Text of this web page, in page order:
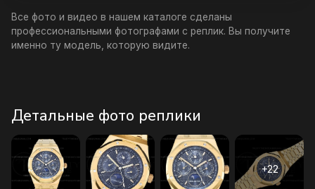
Все фото и видео в нашем каталоге сделаны
профессиональными фотографами с реплик. Вы получите
именно ту модель, которую видите.
Детальные фото реплики